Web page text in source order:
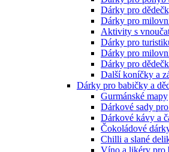
Dárky pro
Dárky pro
Aktivity s
Dárky pro
Dárky pro
Dárky pro
Další koníčky a
Dárky pro babičky a
Gurmánské mapy
Dárkové sady
Dárkové kávy a
Čokoládové
Chilli a slané
Víno a likéry pro